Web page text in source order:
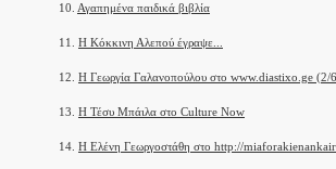
10. Αγαπημένα παιδικά βιβλία
11. Η Κόκκινη Αλεπού έγραψε...
12. Η Γεωργία Γαλανοπούλου στο www.diastixo.ge (2/
13. Η Τέσυ Μπάιλα στο Culture Now
14. Η Ελένη Γεωργοστάθη στο http://